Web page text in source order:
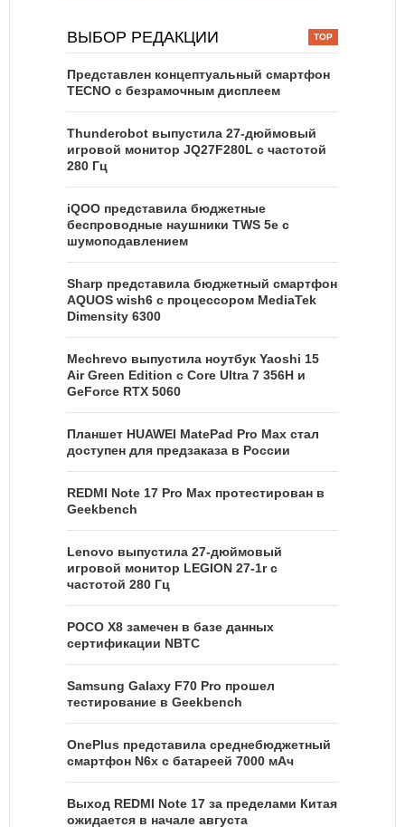
ВЫБОР РЕДАКЦИИ
Представлен концептуальный смартфон
TECNO с безрамочным дисплеем
Thunderobot выпустила 27-дюймовый
игровой монитор JQ27F280L с частотой
280 Гц
iQOO представила бюджетные
беспроводные наушники TWS 5e с
шумоподавлением
Sharp представила бюджетный смартфон
AQUOS wish6 с процессором MediaTek
Dimensity 6300
Mechrevo выпустила ноутбук Yaoshi 15
Air Green Edition с Core Ultra 7 356H и
GeForce RTX 5060
Планшет HUAWEI MatePad Pro Max стал
доступен для предзаказа в России
REDMI Note 17 Pro Max протестирован в
Geekbench
Lenovo выпустила 27-дюймовый
игровой монитор LEGION 27-1r с
частотой 280 Гц
POCO X8 замечен в базе данных
сертификации NBTC
Samsung Galaxy F70 Pro прошел
тестирование в Geekbench
OnePlus представила среднебюджетный
смартфон N6x с батареей 7000 мАч
Выход REDMI Note 17 за пределами Китая
ожидается в начале августа